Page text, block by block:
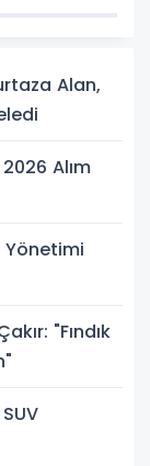
Alan,
2026 Alım
Yönetimi
"Fındık